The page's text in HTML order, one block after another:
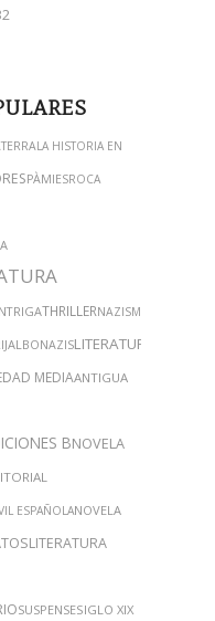
LA HISTORIA EN
PÀMIESROCA
THRILLERNAZISMO
NAZISLITERATURA
MEDIAANTIGUA
BNOVELA
ESPAÑOLANOVELA
LITERATURA
SUSPENSESIGLO XIX